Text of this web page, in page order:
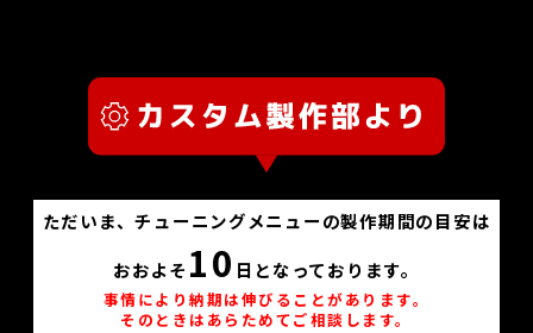
ただいま、チューニングメニューの製作期間の目安は
おおよそ 10 日となっております。
事情により納期は伸びることがあります。
そのときはあらためてご相談します。